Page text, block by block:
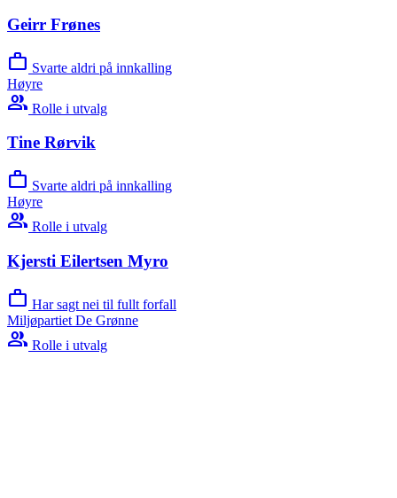
Geirr Frønes
work Svarte aldri på innkalling
Høyre
group Rolle i utvalg
Tine Rørvik
work Svarte aldri på innkalling
Høyre
group Rolle i utvalg
Kjersti Eilertsen Myro
work Har sagt nei til fullt forfall
Miljøpartiet De Grønne
group Rolle i utvalg